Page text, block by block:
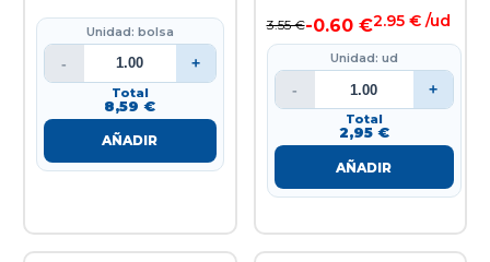
Unidad: bolsa
- +
Total
8,59 €
AÑADIR
3.55 €-0.60 €2.95 € /ud
Unidad: ud
- +
Total
2,95 €
AÑADIR